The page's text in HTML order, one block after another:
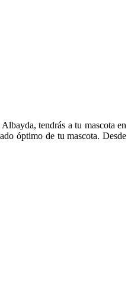
tendrás a tu mascota en
óptimo de tu mascota. Desde